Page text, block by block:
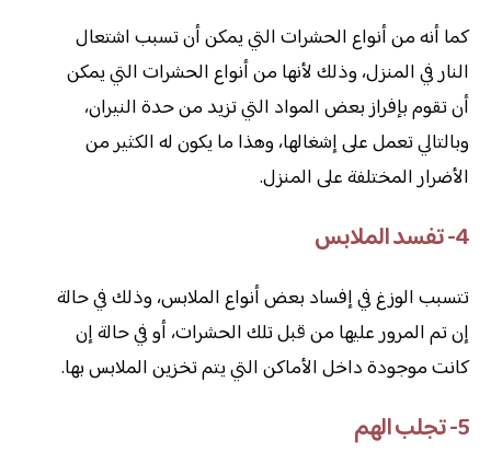
كما أنه من أنواع الحشرات التي يمكن أن تسبب اشتعال
النار في المنزل، وذلك لأنها من أنواع الحشرات التي يمكن
أن تقوم بإفراز بعض المواد التي تزيد من حدة النيران،
وبالتالي تعمل على إشغالها، وهذا ما يكون له الكثير من
الأضرار المختلفة على المنزل.
4- تفسد الملابس
تتسبب الوزغ في إفساد بعض أنواع الملابس، وذلك في حالة
إن تم المرور عليها من قبل تلك الحشرات، أو في حالة إن
كانت موجودة داخل الأماكن التي يتم تخزين الملابس بها.
5- تجلب الهم